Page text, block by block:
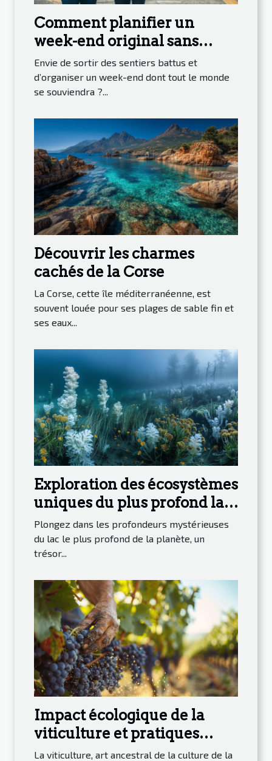
Comment planifier un
week-end original sans
tracas ?
Envie de sortir des sentiers battus et
d’organiser un week-end dont tout le monde
se souviendra ?...
Découvrir les charmes
cachés de la Corse
La Corse, cette île méditerranéenne, est
souvent louée pour ses plages de sable fin et
ses eaux...
Exploration des écosystèmes
uniques du plus profond lac
du monde
Plongez dans les profondeurs mystérieuses
du lac le plus profond de la planète, un
trésor...
Impact écologique de la
viticulture et pratiques
durables
La viticulture, art ancestral de la culture de la